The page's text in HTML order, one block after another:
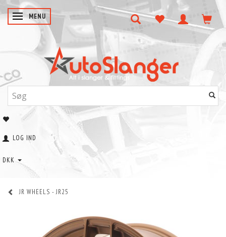
SKIFTE NAVIGATION
MENU
LOG IND
DKK
JR WHEELS - JR25